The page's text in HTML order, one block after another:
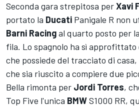
Seconda gara strepitosa perXavi
portato la Ducati Panigale R non
Barni Racingal quarto posto per
fila. Lo spagnolo ha sì approfittato
che possiede del tracciato di
che sia riuscito a compiere due
Bella rimonta per Jordi Torres,
Top Five l'unica BMWS1000 RR,